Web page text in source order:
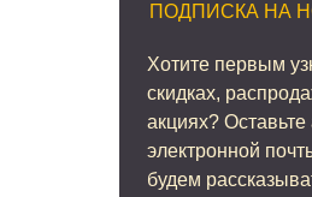
ПОДПИСКА НА
Хотите первым
скидках,
акциях? Оставьте
электронной
будем